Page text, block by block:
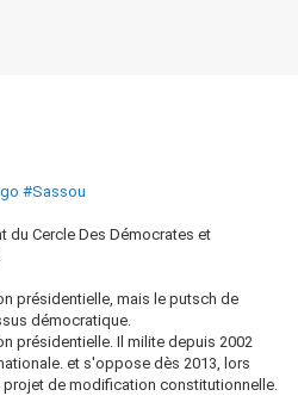
#Sassou
du Cercle Des Démocrates et
présidentielle, mais le putsch de
démocratique.
présidentielle. Il milite depuis 2002
et s'oppose dès 2013, lors
de modification constitutionnelle.